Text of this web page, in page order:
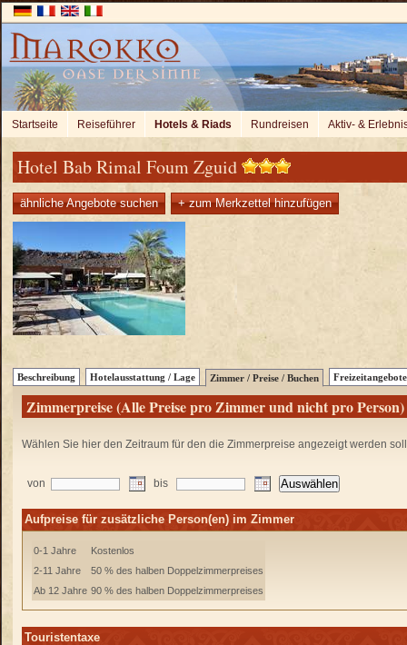
Startseite Reiseführer Hotels & Riads Rundreisen Aktiv- &
Hotel Bab Rimal Foum Zguid
ähnliche Angebote suchen + zum Merkzettel hinzufügen
Beschreibung Hotelausstattung / Lage Zimmer / Preise / Buchen Freizeitangebote
Zimmerpreise (Alle Preise pro Zimmer und nicht pro Person)
Wählen Sie hier den Zeitraum für den die Zimmerpreise angezeigt werden
von bis
Aufpreise für zusätzliche Person(en) im Zimmer
0-1 Jahre
Kostenlos
2-11 Jahre
50 % des halben Doppelzimmerpreises
Ab 12 Jahre 90 % des halben Doppelzimmerpreises
Touristentaxe